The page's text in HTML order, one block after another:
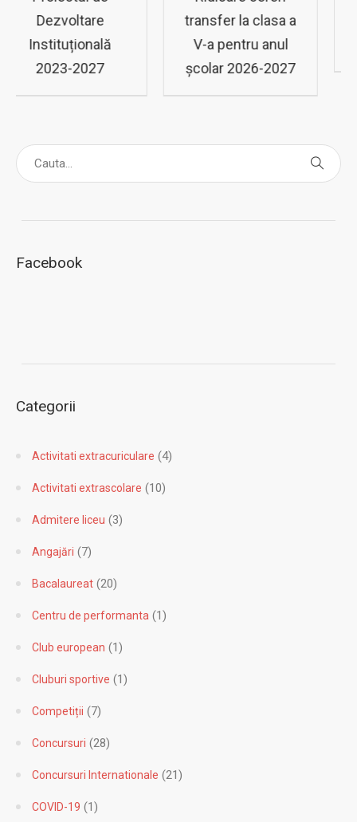
transfer la clasa a
V-a pentru anul
şcolar 2026-2027
a IX-a, anul şcolar
2026-2027
Facebook
Categorii
Activitati extracuriculare (4)
Activitati extrascolare (10)
Admitere liceu (3)
Angajări (7)
Bacalaureat (20)
Centru de performanta (1)
Club european (1)
Cluburi sportive (1)
Competiții (7)
Concursuri (28)
Concursuri Internationale (21)
COVID-19 (1)